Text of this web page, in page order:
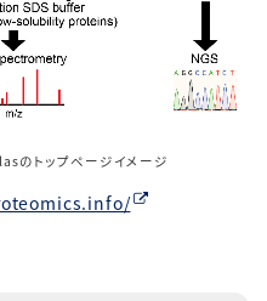
のトップページイメージ